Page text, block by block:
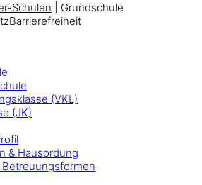
Schulen | Grundschule
Barrierefreiheit
(VKL)
(JK)
& Hausordung